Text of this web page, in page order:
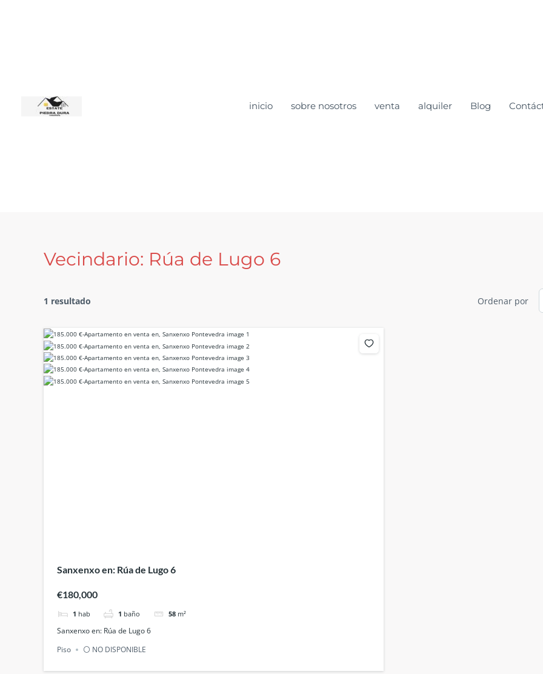
inicio sobre nosotros venta alquiler Blog
Vecindario: Rúa de Lugo 6
1 resultado Ordenar por
Sanxenxo en: Rúa de Lugo 6
€180,000
1 hab 1 baño 58 m²
Sanxenxo en: Rúa de Lugo 6
Piso
⚪ NO DISPONIBLE